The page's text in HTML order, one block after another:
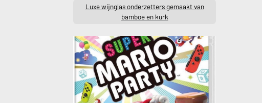
Luxe wijnglas onderzetters gemaakt van
bamboe en kurk